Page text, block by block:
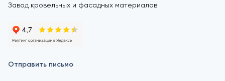
Завод кровельных и фасадных материалов
Отправить письмо